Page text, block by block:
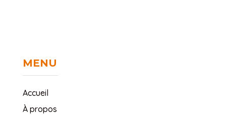
MENU
Accueil
À propos